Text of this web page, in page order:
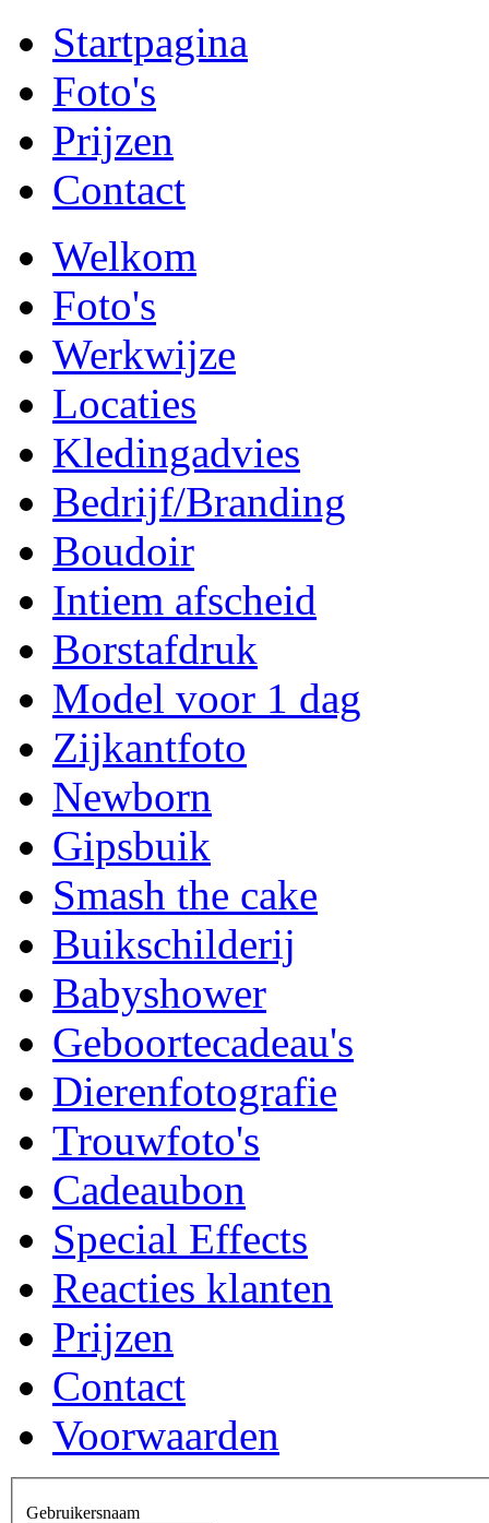
Startpagina
Foto's
Prijzen
Contact
Welkom
Foto's
Werkwijze
Locaties
Kledingadvies
Bedrijf/Branding
Boudoir
Intiem afscheid
Borstafdruk
Model voor 1 dag
Zijkantfoto
Newborn
Gipsbuik
Smash the cake
Buikschilderij
Babyshower
Geboortecadeau's
Dierenfotografie
Trouwfoto's
Cadeaubon
Special Effects
Reacties klanten
Prijzen
Contact
Voorwaarden
Gebruikersnaam